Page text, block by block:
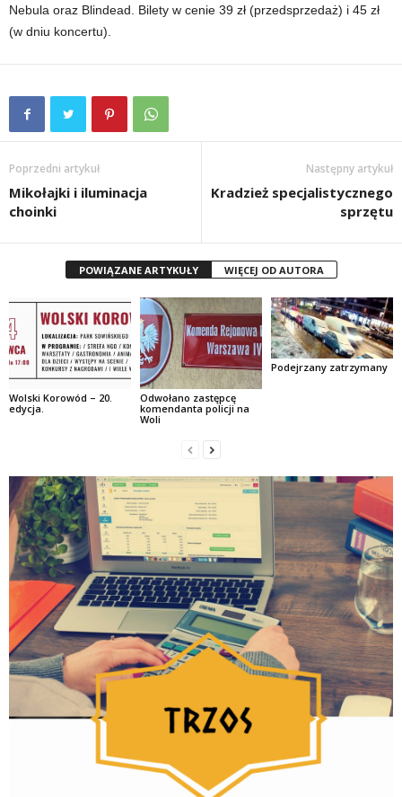
Nebula oraz Blindead. Bilety w cenie 39 zł (przedsprzedaż) i 45 zł
(w dniu koncertu).
Poprzedni artykuł
Mikołajki i iluminacja
choinki
Następny artykuł
Kradzież specjalistycznego
sprzętu
POWIĄZANE ARTYKUŁY WIĘCEJ OD AUTORA
Wolski Korowód – 20.
edycja.
Odwołano zastępcę
komendanta policji na
Woli
Podejrzany zatrzymany